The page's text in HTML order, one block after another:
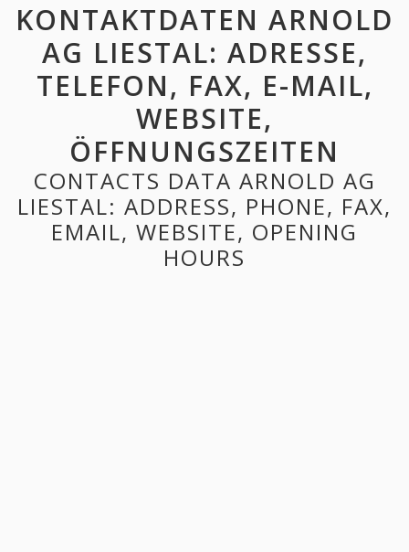
KONTAKTDATEN ARNOLD
AG LIESTAL: ADRESSE,
TELEFON, FAX, E-MAIL,
WEBSITE,
ÖFFNUNGSZEITEN
CONTACTS DATA ARNOLD AG
LIESTAL: ADDRESS, PHONE, FAX,
EMAIL, WEBSITE, OPENING
HOURS